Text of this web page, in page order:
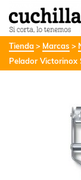
Tienda Marcas
Pelador Victorinox